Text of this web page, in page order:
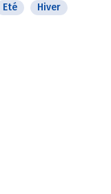
Eté
Hiver